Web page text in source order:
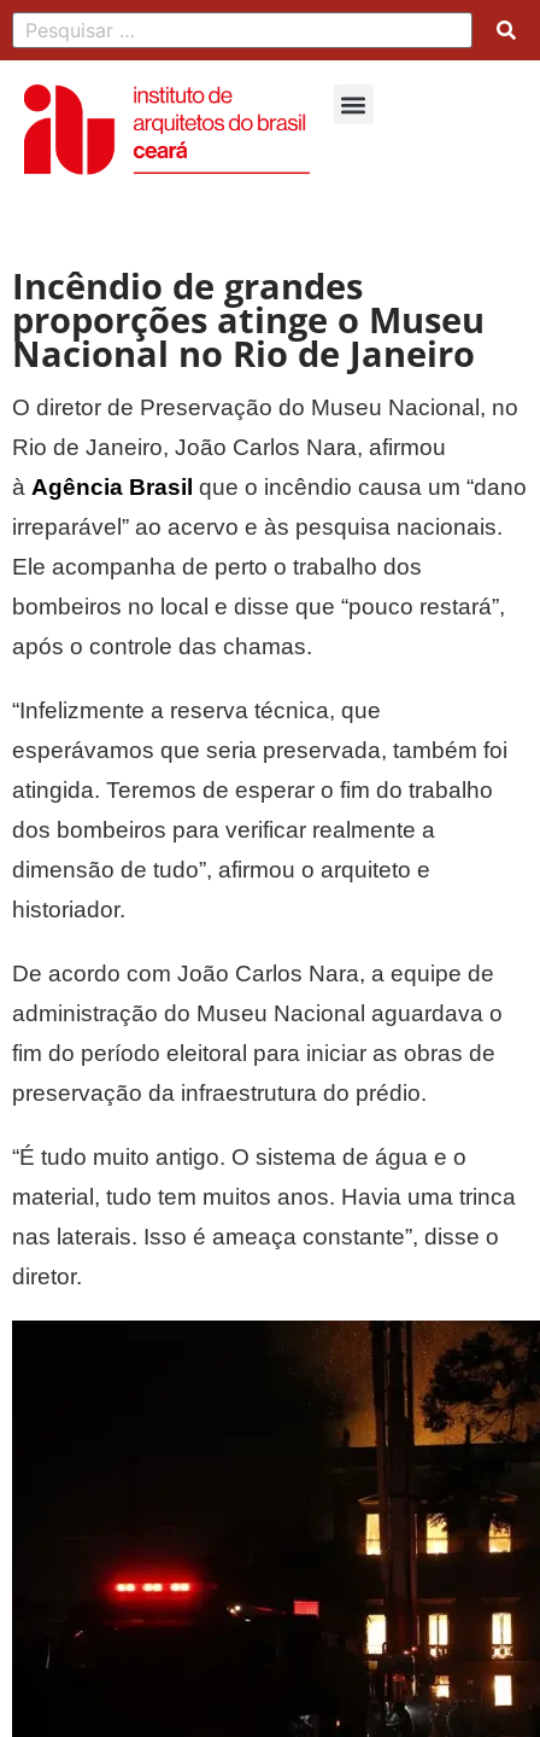
Incêndio de grandes
proporções atinge o Museu
Nacional no Rio de Janeiro
O diretor de Preservação do Museu Nacional, no
Rio de Janeiro, João Carlos Nara, afirmou
à Agência Brasil que o incêndio causa um “dano
irreparável” ao acervo e às pesquisa nacionais.
Ele acompanha de perto o trabalho dos
bombeiros no local e disse que “pouco restará”,
após o controle das chamas.
“Infelizmente a reserva técnica, que
esperávamos que seria preservada, também foi
atingida. Teremos de esperar o fim do trabalho
dos bombeiros para verificar realmente a
dimensão de tudo”, afirmou o arquiteto e
historiador.
De acordo com João Carlos Nara, a equipe de
administração do Museu Nacional aguardava o
fim do período eleitoral para iniciar as obras de
preservação da infraestrutura do prédio.
“É tudo muito antigo. O sistema de água e o
material, tudo tem muitos anos. Havia uma trinca
nas laterais. Isso é ameaça constante”, disse o
diretor.